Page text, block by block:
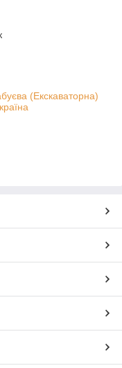
(Екскаваторна)